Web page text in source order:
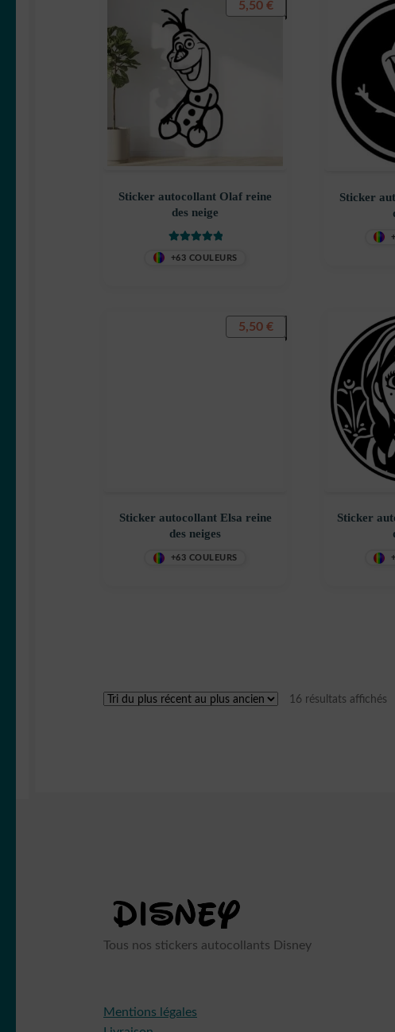
Sticker autocollant Olaf reine
des neige
+63 COULEURS
5,50€
Sticker
Sticker autocollant Elsa reine
des neiges
+63 COULEURS
5,50€
Sticker
16 résultats affichés
Tous nos stickers autocollants Disney
Mentions légales